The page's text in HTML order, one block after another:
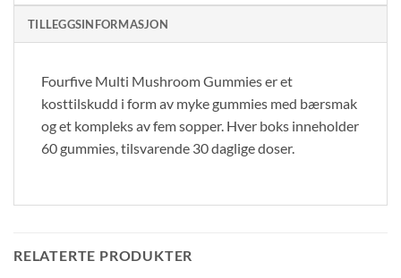
TILLEGGSINFORMASJON
Fourfive Multi Mushroom Gummies er et
kosttilskudd i form av myke gummies med bærsmak
og et kompleks av fem sopper. Hver boks inneholder
60 gummies, tilsvarende 30 daglige doser.
RELATERTE PRODUKTER